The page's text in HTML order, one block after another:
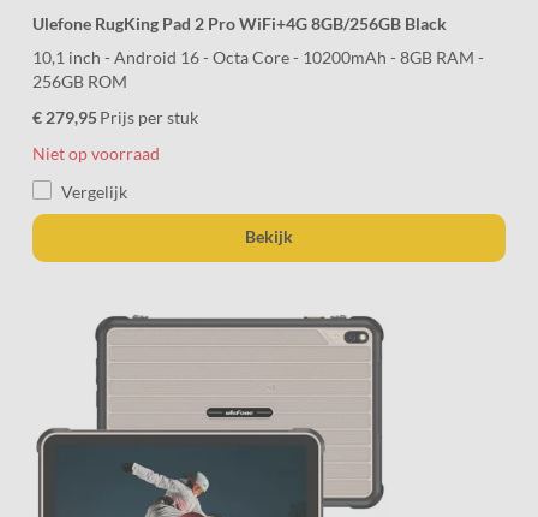
Ulefone RugKing Pad 2 Pro WiFi+4G 8GB/256GB Black
10,1 inch - Android 16 - Octa Core - 10200mAh - 8GB RAM -
256GB ROM
€ 279,95Prijs per stuk
Niet op voorraad
Vergelijk
Bekijk